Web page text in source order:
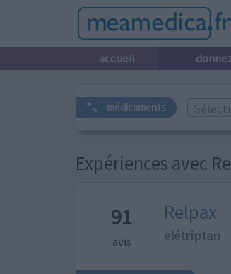
accueil
médicaments
Expériences avec
91
avis
Relpax
elétriptan